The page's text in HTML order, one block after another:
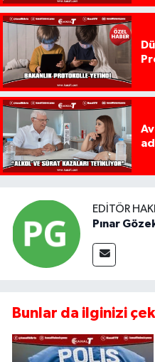
EDITÖR
Pınar
Bunlar da ilginizi